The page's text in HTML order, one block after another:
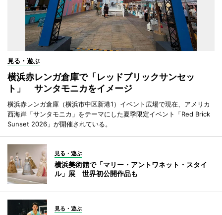
見る・遊ぶ
横浜赤レンガ倉庫で「レッドブリックサンセッ
ト」 サンタモニカをイメージ
横浜赤レンガ倉庫（横浜市中区新港1）イベント広場で現在、アメリカ
西海岸「サンタモニカ」をテーマにした夏季限定イベント「Red Brick
Sunset 2026」が開催されている。
見る・遊ぶ
横浜美術館で「マリー・アントワネット・スタイ
ル」展 世界初公開作品も
見る・遊ぶ